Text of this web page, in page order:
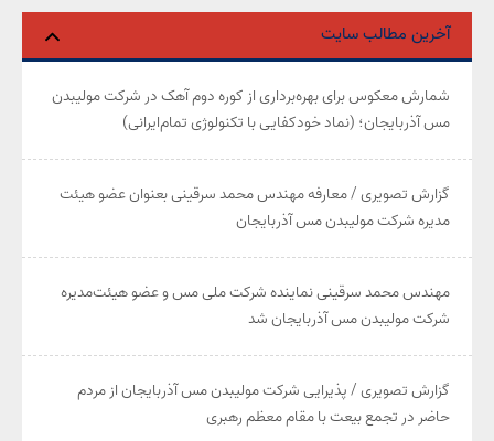
آخرین مطالب سایت
شمارش معکوس برای بهره‌برداری از کوره دوم آهک در شرکت مولیبدن
مس آذربایجان؛ (نماد خودکفایی با تکنولوژی تمام‌ایرانی)
گزارش تصویری / معارفه مهندس محمد سرقینی بعنوان عضو هیئت‌
مدیره شرکت مولیبدن مس آذربایجان
مهندس محمد سرقینی نماینده شرکت ملی مس و عضو هیئت‌مدیره
شرکت مولیبدن مس آذربایجان شد
گزارش تصویری / پذیرایی شرکت مولیبدن مس آذربایجان از مردم
حاضر در تجمع بیعت با مقام معظم رهبری